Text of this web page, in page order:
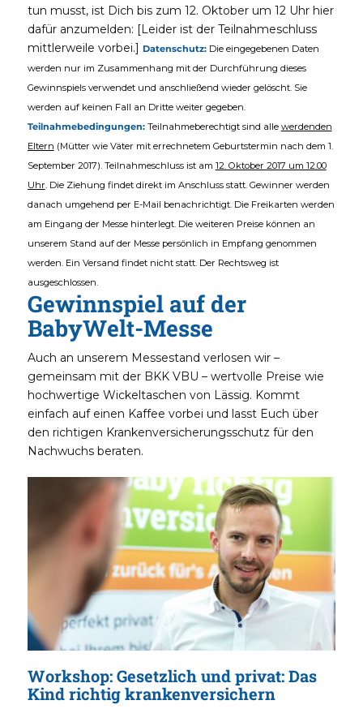
tun musst, ist Dich bis zum 12. Oktober um 12 Uhr hier
dafür anzumelden: [Leider ist der Teilnahmeschluss
mittlerweile vorbei.] Datenschutz:Die eingegebenen Daten
werden nur im Zusammenhang mit der Durchführung dieses
Gewinnspiels verwendet und anschließend wieder gelöscht. Sie
werden auf keinen Fall an Dritte weiter gegeben.
Teilnahmebedingungen:Teilnahmeberechtigt sind alle werdenden
Eltern (Mütter wie Väter mit errechnetem Geburtstermin nach dem 1.
September 2017). Teilnahmeschluss ist am 12. Oktober 2017 um 12.00
Uhr . Die Ziehung findet direkt im Anschluss statt. Gewinner werden
danach umgehend per E-Mail benachrichtigt. Die Freikarten werden
am Eingang der Messe hinterlegt. Die weiteren Preise können an
unserem Stand auf der Messe persönlich in Empfang genommen
werden. Ein Versand findet nicht statt. Der Rechtsweg ist
ausgeschlossen.
Gewinnspiel auf der
BabyWelt-Messe
Auch an unserem Messestand verlosen wir –
gemeinsam mit der BKK VBU – wertvolle Preise wie
hochwertige Wickeltaschen von Lässig. Kommt
einfach auf einen Kaffee vorbei und lasst Euch über
den richtigen Krankenversicherungsschutz für den
Nachwuchs beraten.
Workshop:Gesetzlich und privat: Das
Kind richtig krankenversichern